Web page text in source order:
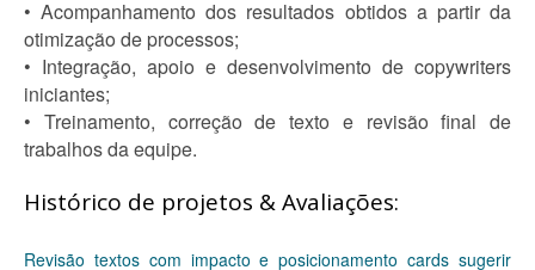
• Acompanhamento dos resultados obtidos a partir da
otimização de processos;
• Integração, apoio e desenvolvimento de copywriters
iniciantes;
• Treinamento, correção de texto e revisão final de
trabalhos da equipe.
Histórico de projetos & Avaliações:
Revisão textos com impacto e posicionamento cards sugerir